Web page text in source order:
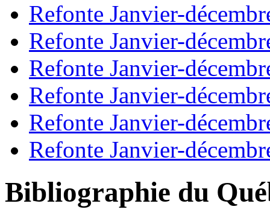
Refonte Janvier-
Refonte Janvier-
Refonte Janvier-
Refonte Janvier-
Refonte Janvier-
Refonte Janvier-
Bibliographie du